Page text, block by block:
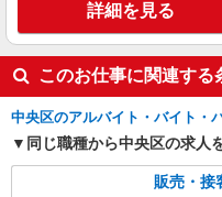
詳細を見る
このお仕事に関連する
中央区のアルバイト・バイト・
同じ職種から中央区の求人
販売・接